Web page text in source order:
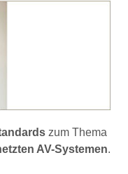
zum Thema
AV-Systemen.